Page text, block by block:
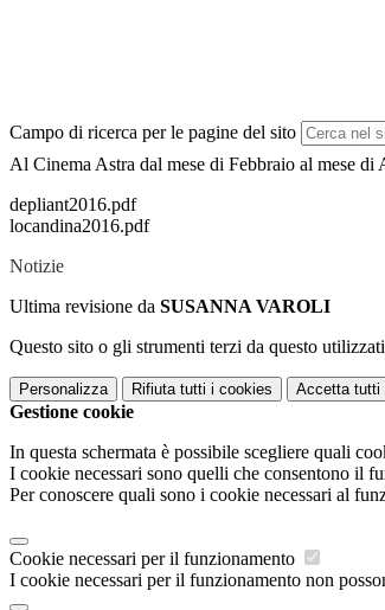
Campo di ricerca per le pagine del sito
Al Cinema Astra dal mese di Febbraio al mese
depliant2016.pdf
locandina2016.pdf
Notizie
Ultima revisione da SUSANNA VAROLI
Questo sito o gli strumenti terzi da questo
Personalizza Rifiuta tutti i cookies Accetta tutti
Gestione cookie
In questa schermata è possibile scegliere quali
I cookie necessari sono quelli che consentono il
Per conoscere quali sono i cookie necessari al
Cookie necessari per il funzionamento
I cookie necessari per il funzionamento non